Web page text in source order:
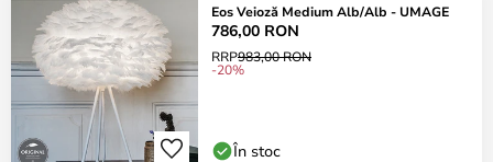
Eos Veioză Medium Alb/Alb - UMAGE
786,00 RON
RRP983,00 RON
-20%
În stoc